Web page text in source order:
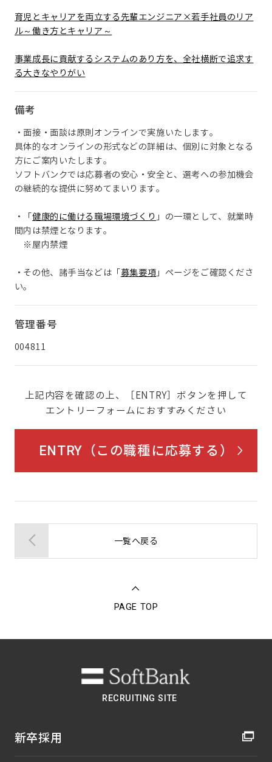
育児とキャリアを両立する先輩エンジニア×若手社員のリア
ル～働き方とキャリア～
事業成長に貢献するシステムのあり方を、全社横断で追求す
る大きなやりがい
備考
・面接・面談は原則オンラインで実施いたします。
具体的なオンラインの形式などの詳細は、個別に対象となる
方にご案内いたします。
ソフトバンクでは応募者の安心・安全と、選考への参加機会
の継続的な提供に努めてまいります。
・「健康的に働ける職場環境づくり 」の一環として、就業時
間内は禁煙となります。
※屋内禁煙
・その他、諸手当などは「 募集要項 」ページをご確認くださ
い。
管理番号
004811
上記内容を確認の上、［ENTRY］ボタンを押して
エントリーフォームにおすすみください
ENTRY（この職種に応募する）
一覧へ戻る
PAGE TOP
RECRUITING SITE
新卒採用